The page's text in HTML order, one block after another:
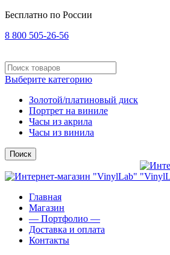
Бесплатно по России
8 800 505-26-56
Выберите категорию
Золотой/платиновый диск
Портрет на виниле
Часы из акрила
Часы из винила
Поиск
Главная
Магазин
— Портфолио —
Доставка и оплата
Контакты